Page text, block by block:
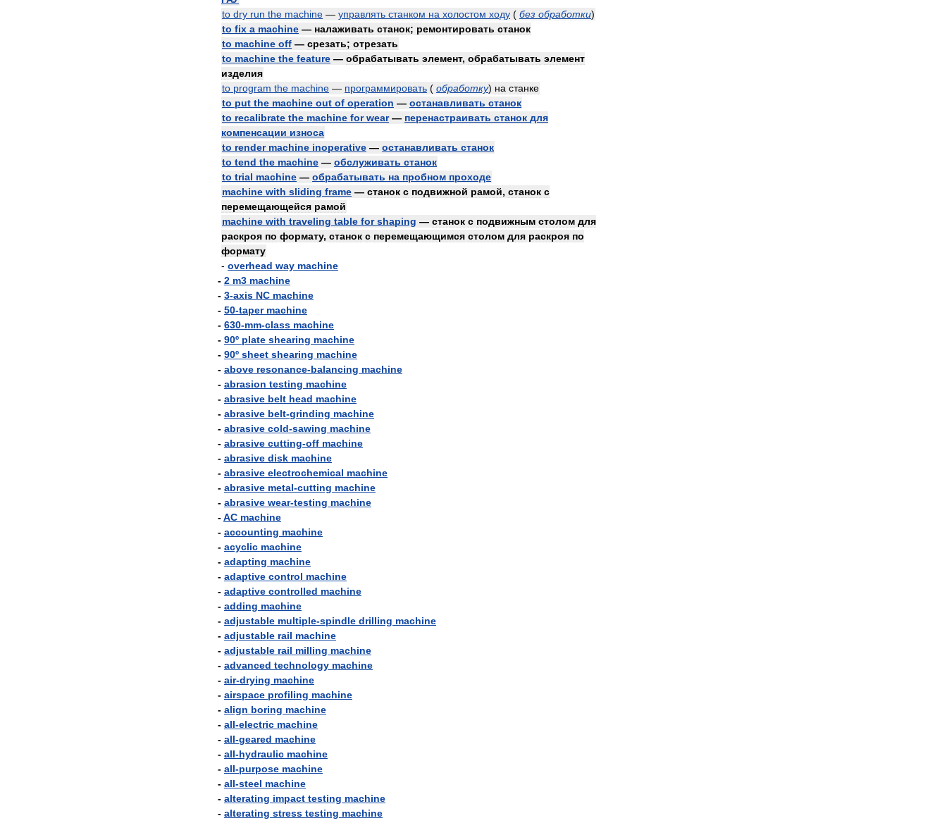
to dry run the machine — управлять станком на холостом ходу ( без обработки)
to fix a machine — налаживать станок; ремонтировать станок
to machine off — срезать; отрезать
to machine the feature — обрабатывать элемент, обрабатывать элемент
изделия
to program the machine — программировать ( обработку) на станке
to put the machine out of operation — останавливать станок
to recalibrate the machine for wear— перенастраивать станок для
компенсации износа
to render machine inoperative — останавливать станок
to tend the machine — обслуживать станок
to trial machine — обрабатывать на пробном проходе
machine with sliding frame — станок с подвижной рамой, станок с
перемещающейся рамой
machine with traveling table for shaping — станок с подвижным столом для
раскроя по формату, станок с перемещающимся столом для раскроя по
формату
- overhead way machine
- 2 m3 machine
- 3-axis NC machine
- 50-taper machine
- 630-mm-class machine
- 90º plate shearing machine
- 90º sheet shearing machine
- above resonance-balancing machine
- abrasion testing machine
- abrasive belt head machine
- abrasive belt-grinding machine
- abrasive cold-sawing machine
- abrasive cutting-off machine
- abrasive disk machine
- abrasive electrochemical machine
- abrasive metal-cutting machine
- abrasive wear-testing machine
-AC machine
- accounting machine
- acyclic machine
- adapting machine
- adaptive control machine
- adaptive controlled machine
- adding machine
- adjustable multiple-spindle drilling machine
- adjustable rail machine
- adjustable rail milling machine
- advanced technology machine
- air-drying machine
- airspace profiling machine
- align boring machine
- all-electric machine
- all-geared machine
- all-hydraulic machine
- all-purpose machine
- all-steel machine
- alterating impact testing machine
- alterating stress testing machine